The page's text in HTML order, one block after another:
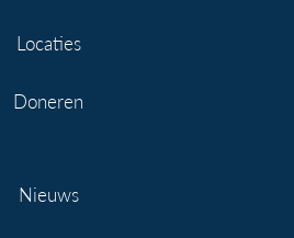
Locaties
Doneren
Nieuws